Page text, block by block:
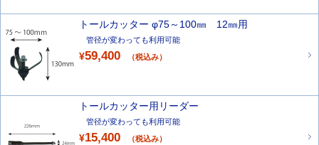
トールカッター φ75～100㎜ 12㎜用
管径が変わっても利用可能
¥59,400 （税込み）
トールカッター用リーダー
管径が変わっても利用可能
¥15,400 （税込み）